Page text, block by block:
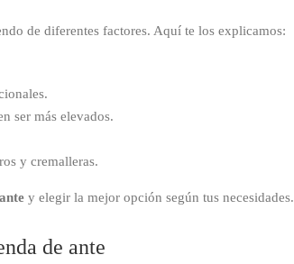
de diferentes factores. Aquí te los explicamos:
ser más elevados.
y cremalleras.
y elegir la mejor opción según tus necesidades.
de ante